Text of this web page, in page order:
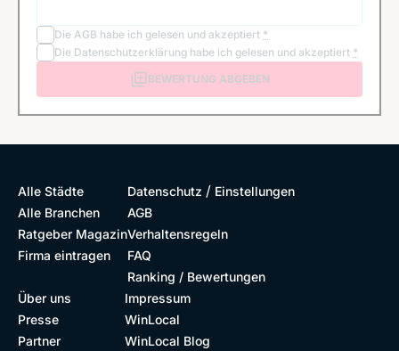
Die AGB habe ich gelesen und akzeptiert *
Die Datenschutzerklärung habe ich gelesen und akzeptiert *
BEWERTUNG ABGEBEN
Alle Städte
Alle Branchen
Ratgeber Magazin
Firma eintragen
Datenschutz / Einstellungen
AGB
Verhaltensregeln
FAQ
Ranking / Bewertungen
Über uns
Presse
Partner
Impressum
WinLocal
WinLocal Blog